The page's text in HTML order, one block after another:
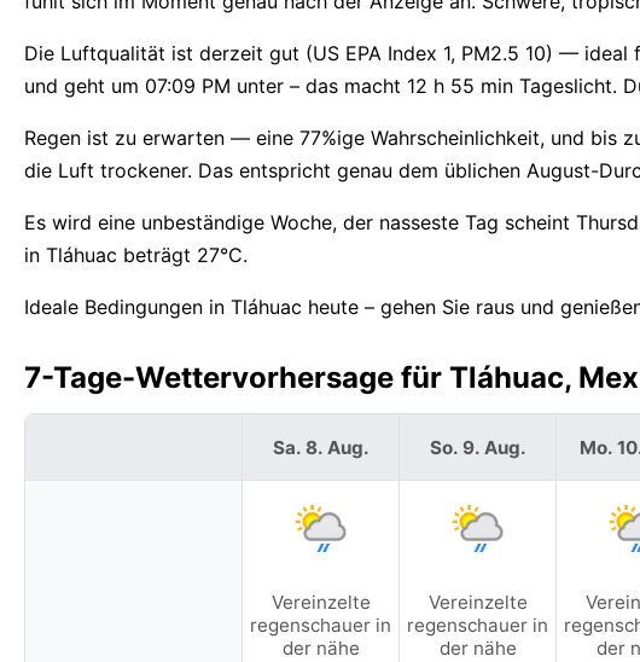
Die Luftqualität ist derzeit gut (US EPA Index 1, PM2.5 10) —
und geht um 07:09 PM unter – das macht 12 h 55 min Tageslicht.
Regen ist zu erwarten — eine 77%ige Wahrscheinlichkeit, und bis
die Luft trockener. Das entspricht genau dem üblichen August-
Es wird eine unbeständige Woche, der nasseste Tag scheint
in Tláhuac beträgt 27°C.
Ideale Bedingungen in Tláhuac heute – gehen Sie raus und
7-Tage-Wettervorhersage für Tláhuac,
Sa. 8. Aug.
Vereinzelte
regenschauer in
der nähe
So. 9. Aug.
Vereinzelte
regenschauer in
der nähe
Mo.
der